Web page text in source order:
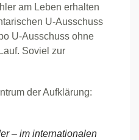
am Leben erhalten
U-Ausschuss
U-Ausschuss ohne
Soviel zur
der Aufklärung:
– im internationalen